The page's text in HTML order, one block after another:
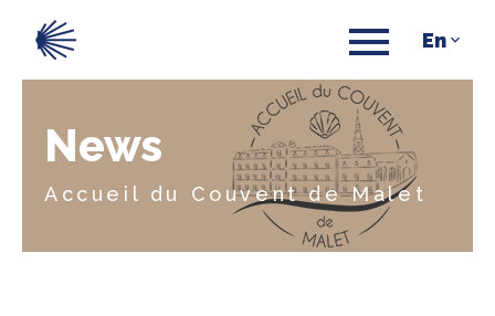
News
Accueil du Couvent de Malet